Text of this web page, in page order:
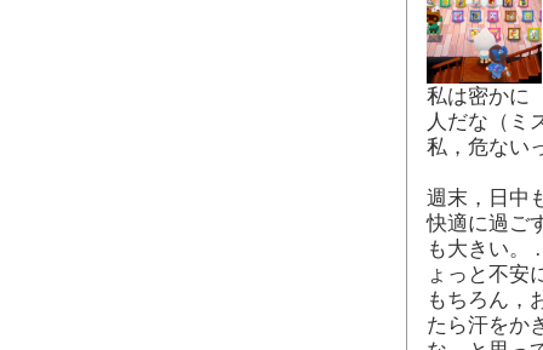
私は密かに
人だな（ミ
私，危ない
週末，日中
快適に過ご
も大きい。
ょっと不安
もちろん，
たら汗をか